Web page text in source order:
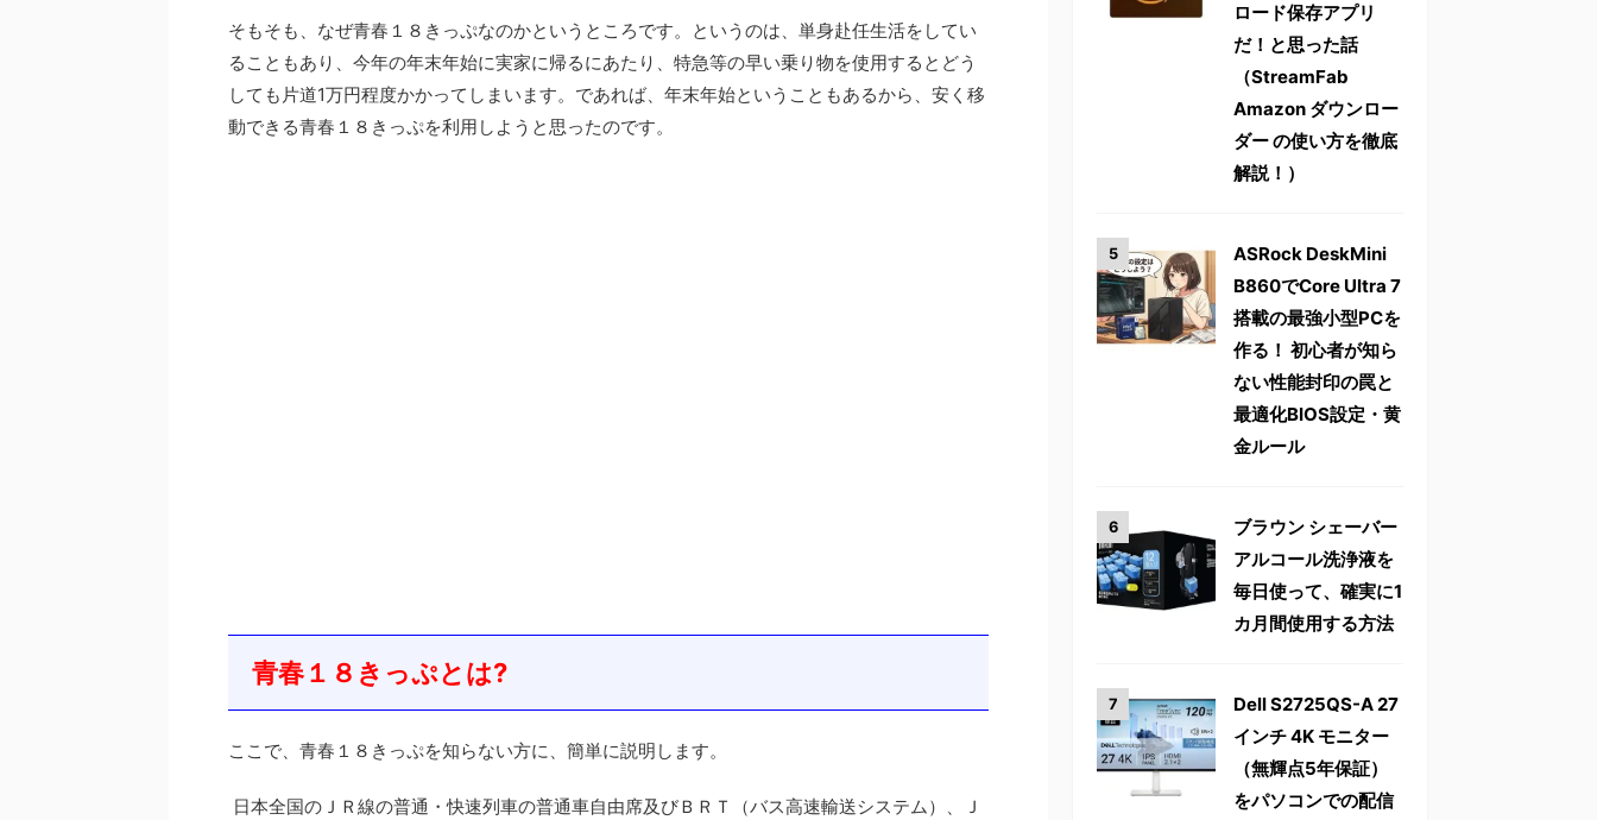
そもそも、なぜ青春１８きっぷなのかというところです。というのは、単身赴任生活をしてい
ることもあり、今年の年末年始に実家に帰るにあたり、特急等の早い乗り物を使用するとどう
しても片道1万円程度かかってしまいます。であれば、年末年始ということもあるから、安く移
動できる青春１８きっぷを利用しようと思ったのです。
青春１８きっぷとは?
ここで、青春１８きっぷを知らない方に、簡単に説明します。
日本全国のＪＲ線の普通・快速列車の普通車自由席及びＢＲＴ（バス高速輸送システム）、Ｊ
ロード保存アプリ
だ！と思った話
（StreamFab
Amazon ダウンロー
ダー の使い方を徹底
解説！）
ASRock DeskMini
B860でCore Ultra 7
搭載の最強小型PCを
作る！ 初心者が知ら
ない性能封印の罠と
最適化BIOS設定・黄
金ルール
ブラウン シェーバー
アルコール洗浄液を
毎日使って、確実に1
カ月間使用する方法
Dell S2725QS-A 27
インチ 4K モニター
（無輝点5年保証）
をパソコンでの配信